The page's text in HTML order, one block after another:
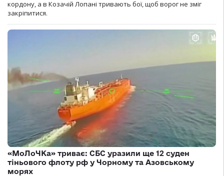
кордону, а в Козачій Лопані тривають бої, щоб ворог не зміг
закріпитися.
«МоЛоЧКа» триває: СБС уразили ще 12 суден
тіньового флоту рф у Чорному та Азовському
морях